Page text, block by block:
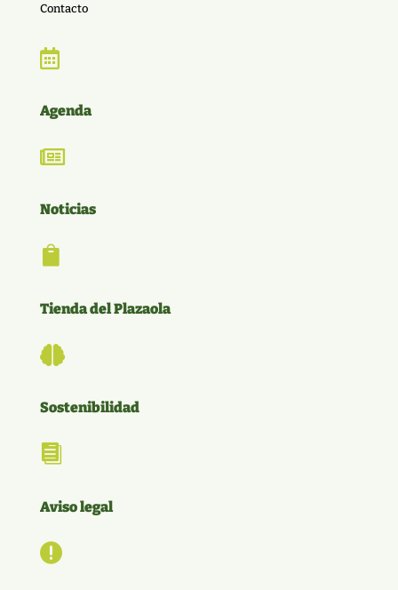
Contacto

Agenda

Noticias

Tienda del Plazaola

Sostenibilidad

Aviso legal
